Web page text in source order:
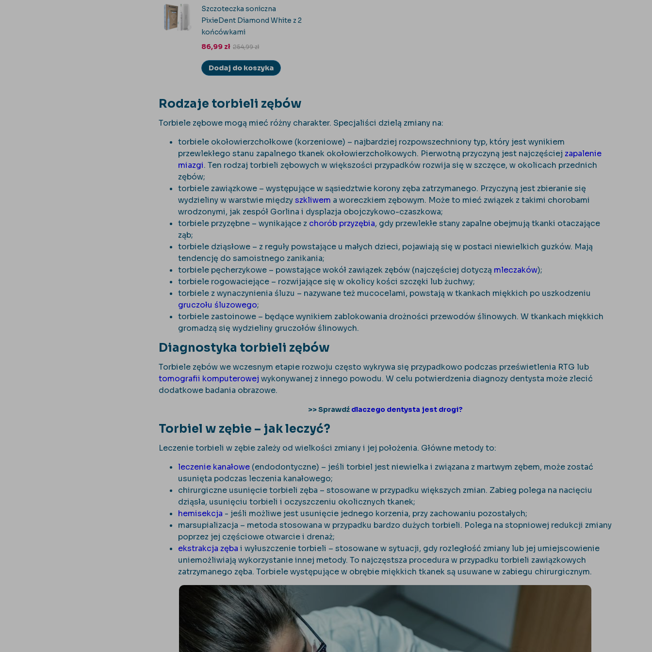
Szczoteczka soniczna
PixieDent Diamond White z 2
końcówkami
86,99 zł 254,99zł
Dodaj do koszyka
Rodzaje torbieli zębów
Torbiele zębowe mogą mieć różny charakter. Specjaliści dzielą zmiany na:
torbiele okołowierzchołkowe (korzeniowe) – najbardziej rozpowszechniony typ, który jest wynikiem
przewlekłego stanu zapalnego tkanek okołowierzchołkowych. Pierwotną przyczyną jest najczęściej zapalenie
miazgi. Ten rodzaj torbieli zębowych w większości przypadków rozwija się w szczęce, w okolicach przednich
zębów;
torbiele zawiązkowe – występujące w sąsiedztwie korony zęba zatrzymanego. Przyczyną jest zbieranie się
wydzieliny w warstwie międzyszkliwem a woreczkiem zębowym. Może to mieć związek z takimi chorobami
wrodzonymi, jak zespół Gorlina i dysplazja obojczykowo-czaszkowa;
torbiele przyzębne – wynikające z chorób przyzębia, gdy przewlekłe stany zapalne obejmują tkanki otaczające
ząb;
torbiele dziąsłowe – z reguły powstające u małych dzieci, pojawiają się w postaci niewielkich guzków. Mają
tendencję do samoistnego zanikania;
torbiele pęcherzykowe – powstające wokół zawiązek zębów (najczęściej dotyczą mleczaków);
torbiele rogowaciejące – rozwijające się w okolicy kości szczęki lub żuchwy;
torbiele z wynaczynienia śluzu – nazywane też mucocelami, powstają w tkankach miękkich po uszkodzeniu
gruczołu śluzowego;
torbiele zastoinowe – będące wynikiem zablokowania drożności przewodów ślinowych. W tkankach miękkich
gromadzą się wydzieliny gruczołów ślinowych.
Diagnostyka torbieli zębów
Torbiele zębów we wczesnym etapie rozwoju często wykrywa się przypadkowo podczas prześwietlenia RTG lub
tomografii komputerowej wykonywanej z innego powodu. W celu potwierdzenia diagnozy dentysta może zlecić
dodatkowe badania obrazowe.
>> Sprawdź dlaczego dentysta jest drogi?
Torbiel w zębie – jak leczyć?
Leczenie torbieli w zębie zależy od wielkości zmiany i jej położenia. Główne metody to:
leczenie kanałowe(endodontyczne) – jeśli torbiel jest niewielka i związana z martwym zębem, może zostać
usunięta podczas leczenia kanałowego;
chirurgiczne usunięcie torbieli zęba – stosowane w przypadku większych zmian. Zabieg polega na nacięciu
dziąsła, usunięciu torbieli i oczyszczeniu okolicznych tkanek;
hemisekcja - jeśli możliwe jest usunięcie jednego korzenia, przy zachowaniu pozostałych;
marsupializacja – metoda stosowana w przypadku bardzo dużych torbieli. Polega na stopniowej redukcji zmiany
poprzez jej częściowe otwarcie i drenaż;
ekstrakcja zęba i wyłuszczenie torbieli – stosowane w sytuacji, gdy rozległość zmiany lub jej umiejscowienie
uniemożliwiają wykorzystanie innej metody. To najczęstsza procedura w przypadku torbieli zawiązkowych
zatrzymanego zęba. Torbiele występujące w obrębie miękkich tkanek są usuwane w zabiegu chirurgicznym.